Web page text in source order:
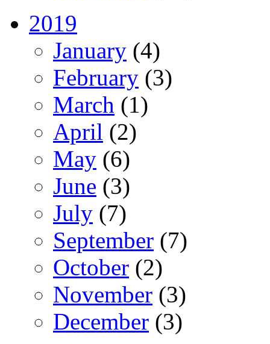
2019
January (4)
February (3)
March (1)
April (2)
May (6)
June (3)
July (7)
September (7)
October (2)
November (3)
December (3)